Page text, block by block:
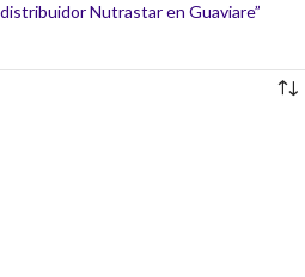
Nutrastar en Guaviare”